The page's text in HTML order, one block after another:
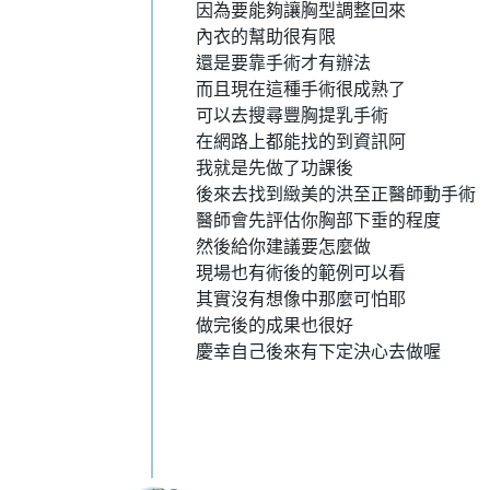
因為要能夠讓胸型調整回來
內衣的幫助很有限
還是要靠手術才有辦法
而且現在這種手術很成熟了
可以去搜尋豐胸提乳手術
在網路上都能找的到資訊阿
我就是先做了功課後
後來去找到緻美的洪至正醫師動手術
醫師會先評估你胸部下垂的程度
然後給你建議要怎麼做
現場也有術後的範例可以看
其實沒有想像中那麼可怕耶
做完後的成果也很好
慶幸自己後來有下定決心去做喔